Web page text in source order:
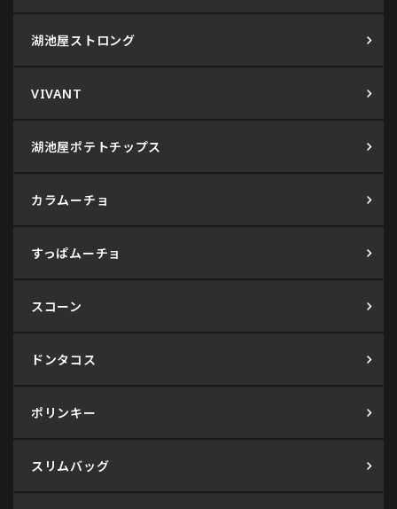
湖池屋ストロング
VIVANT
湖池屋ポテトチップス
カラムーチョ
すっぱムーチョ
スコーン
ドンタコス
ポリンキー
スリムバッグ